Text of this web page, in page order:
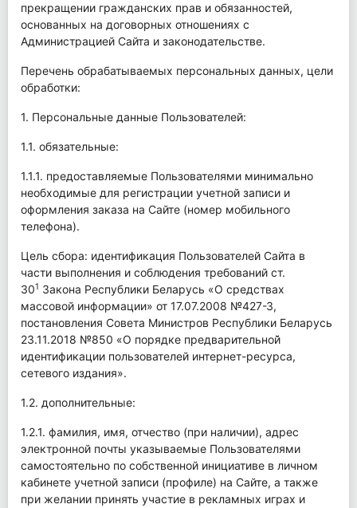
прекращении гражданских прав и обязанностей,
основанных на договорных отношениях с
Администрацией Сайта и законодательстве.
Перечень обрабатываемых персональных данных, цели
обработки:
1. Персональные данные Пользователей:
1.1. обязательные:
1.1.1. предоставляемые Пользователями минимально
необходимые для регистрации учетной записи и
оформления заказа на Сайте (номер мобильного
телефона).
Цель сбора: идентификация Пользователей Сайта в
части выполнения и соблюдения требований ст.
301 Закона Республики Беларусь «О средствах
массовой информации» от 17.07.2008 №427-З,
постановления Совета Министров Республики Беларусь
23.11.2018 №850 «О порядке предварительной̆
идентификации пользователей интернет-ресурса,
сетевого издания».
1.2. дополнительные:
1.2.1. фамилия, имя, отчество (при наличии), адрес
электронной почты указываемые Пользователями
самостоятельно по собственной инициативе в личном
кабинете учетной записи (профиле) на Сайте, а также
при желании принять участие в рекламных играх и